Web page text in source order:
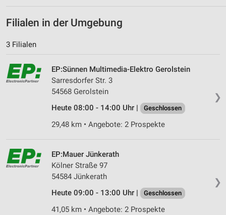
Filialen in der Umgebung
3 Filialen
❯
EP:Sünnen Multimedia-Elektro Gerolstein
Sarresdorfer Str. 3
54568 Gerolstein
Heute 08:00 - 14:00 Uhr |
Geschlossen
29,48 km • Angebote: 2 Prospekte
❯
EP:Mauer Jünkerath
Kölner Straße 97
54584 Jünkerath
Heute 09:00 - 13:00 Uhr |
Geschlossen
41,05 km • Angebote: 2 Prospekte